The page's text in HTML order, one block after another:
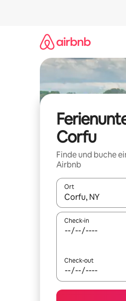
Corfu
Finde und buche
Airbnb
Ort
Wenn Ergebnisse
Check-in
Check-out